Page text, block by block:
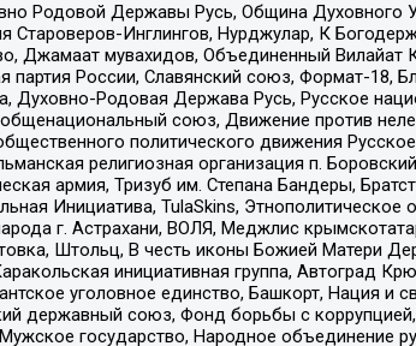
Родовой Державы Русь, Община Духовного
Инглингов, Нурджулар, К
Джамаат мувахидов, Объединенный Вилайат
России, Славянский союз, Формат-18,
Духовно-Родовая Держава Русь, Русское
союз, Движение против
политического движения
религиозная организация п.
армия, Тризуб им. Степана Бандеры,
Инициатива, TulaSkins, Этнополитическое
г. Астрахани, ВОЛЯ, Меджлис
Штольц, В честь иконы Божией Матери
инициативная группа, Автоград
уголовное единство, Башкорт, Нация и
державный союз, Фонд борьбы с
государство, Народное объединение